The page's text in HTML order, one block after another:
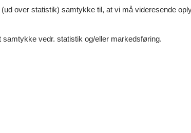
Hornbæk Plantage, som er et
er der mulighed for at tage
en unik oplevelse, hvor kunst
inviterer til en kulturel vandring
er Hornbæk den
oplevelser for hele
over statistik) samtykke til, at vi må videresende
vedr. statistik og/eller markedsføring.